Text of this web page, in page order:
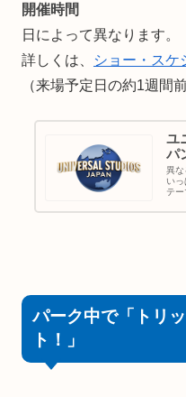
開催時間
日によって異なります。
詳しくは、
ショー・スケ
（来場予定日の約1週間
ユ
パ
異な
い
テ
る、
パーク中で「トリ
ト！」